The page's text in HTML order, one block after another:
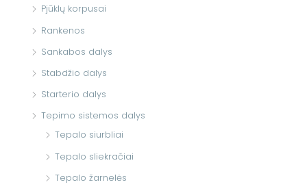
Pjūklų korpusai
Rankenos
Sankabos dalys
Stabdžio dalys
Starterio dalys
Tepimo sistemos dalys
Tepalo siurbliai
Tepalo sliekračiai
Tepalo žarnelės